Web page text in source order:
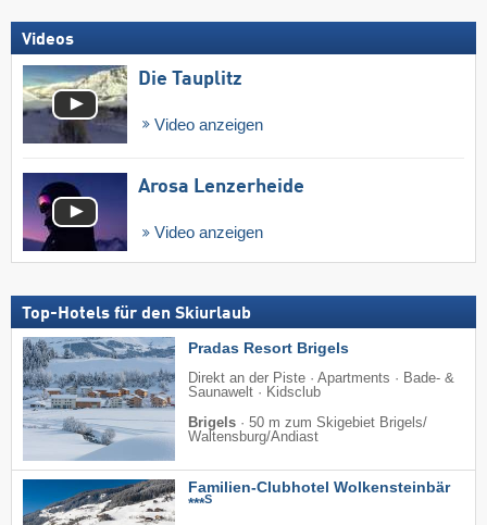
Videos
Die Tauplitz
Video anzeigen
Arosa Lenzerheide
Video anzeigen
Top-Hotels für den Skiurlaub
Pradas Resort Brigels
Direkt an der Piste · Apartments · Bade- &
Saunawelt · Kidsclub
Brigels · 50 m zum Skigebiet Brigels/​
Waltensburg/​Andiast
Familien-Clubhotel Wolkensteinbär
***S